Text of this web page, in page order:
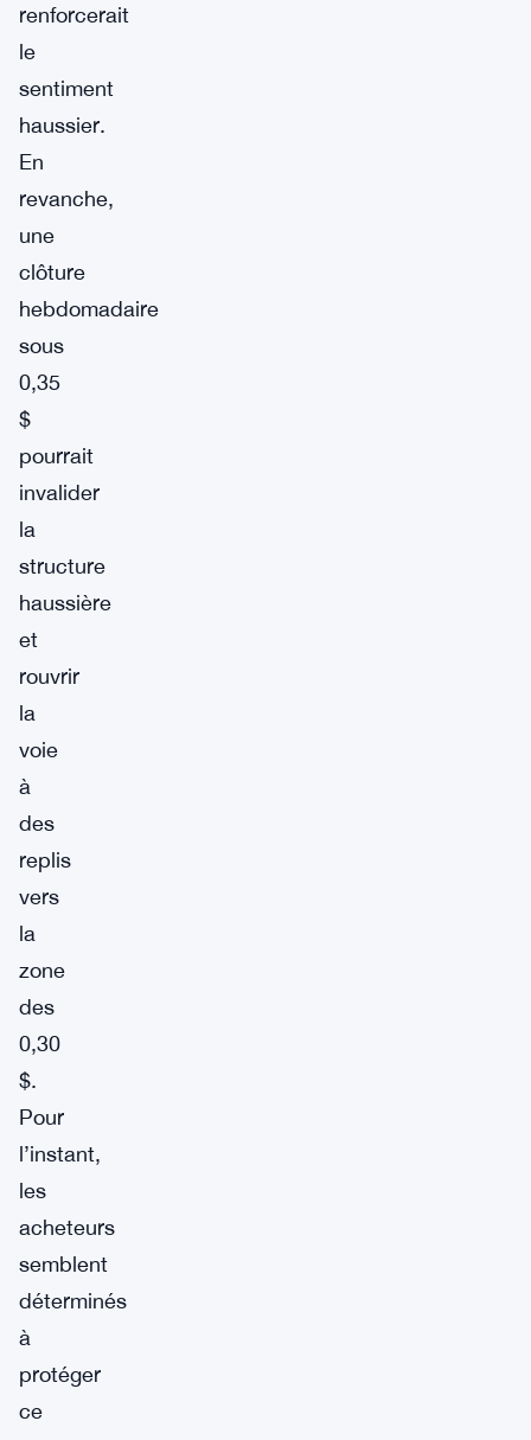
renforcerait
le
sentiment
haussier.
En
revanche,
une
clôture
hebdomadaire
sous
0,35
$
pourrait
invalider
la
structure
haussière
et
rouvrir
la
voie
à
des
replis
vers
la
zone
des
0,30
$.
Pour
l’instant,
les
acheteurs
semblent
déterminés
à
protéger
ce